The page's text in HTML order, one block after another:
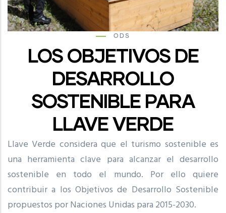
ODS
LOS OBJETIVOS DE
DESARROLLO
SOSTENIBLE PARA
LLAVE VERDE
Llave Verde considera que el turismo sostenible es
una herramienta clave para alcanzar el desarrollo
sostenible en todo el mundo. Por ello quiere
contribuir a los Objetivos de Desarrollo Sostenible
propuestos por Naciones Unidas para 2015-2030.